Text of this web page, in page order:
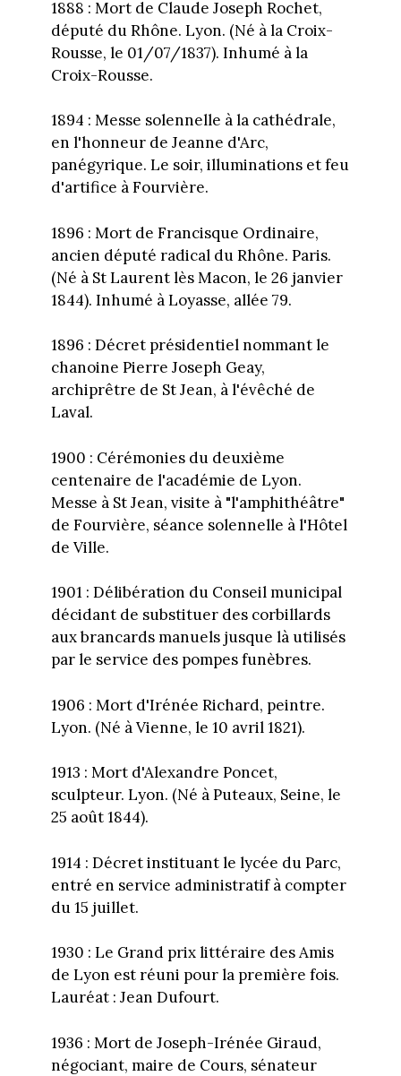
1888 : Mort de Claude Joseph Rochet,
député du Rhône. Lyon. (Né à la Croix-
Rousse, le 01/07/1837). Inhumé à la
Croix-Rousse.
1894 : Messe solennelle à la cathédrale,
en l'honneur de Jeanne d'Arc,
panégyrique. Le soir, illuminations et feu
d'artifice à Fourvière.
1896 : Mort de Francisque Ordinaire,
ancien député radical du Rhône. Paris.
(Né à St Laurent lès Macon, le 26 janvier
1844). Inhumé à Loyasse, allée 79.
1896 : Décret présidentiel nommant le
chanoine Pierre Joseph Geay,
archiprêtre de St Jean, à l'évêché de
Laval.
1900 : Cérémonies du deuxième
centenaire de l'académie de Lyon.
Messe à St Jean, visite à "l'amphithéâtre"
de Fourvière, séance solennelle à l'Hôtel
de Ville.
1901 : Délibération du Conseil municipal
décidant de substituer des corbillards
aux brancards manuels jusque là utilisés
par le service des pompes funèbres.
1906 : Mort d'Irénée Richard, peintre.
Lyon. (Né à Vienne, le 10 avril 1821).
1913 : Mort d'Alexandre Poncet,
sculpteur. Lyon. (Né à Puteaux, Seine, le
25 août 1844).
1914 : Décret instituant le lycée du Parc,
entré en service administratif à compter
du 15 juillet.
1930 : Le Grand prix littéraire des Amis
de Lyon est réuni pour la première fois.
Lauréat : Jean Dufourt.
1936 : Mort de Joseph-Irénée Giraud,
négociant, maire de Cours, sénateur